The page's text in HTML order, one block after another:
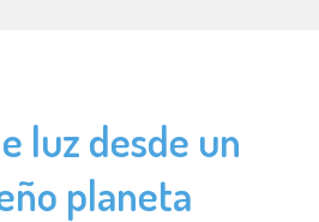
luz desde un
planeta